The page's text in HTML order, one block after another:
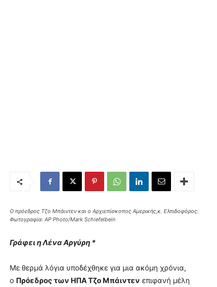
Ο πρόεδρος Τζο Μπάιντεν και ο Αρχιεπίσκοπος Αμερικής,κ. Ελπιδοφόρος.
Φωτογραφία: AP Photo/Mark Schiefelbein
Γράφει η Λένα Αργύρη *
Με θερμά λόγια υποδέχθηκε για μια ακόμη χρόνια,
ο Πρόεδρος των ΗΠΑ Τζο Μπάιντεν επιφανή μέλη